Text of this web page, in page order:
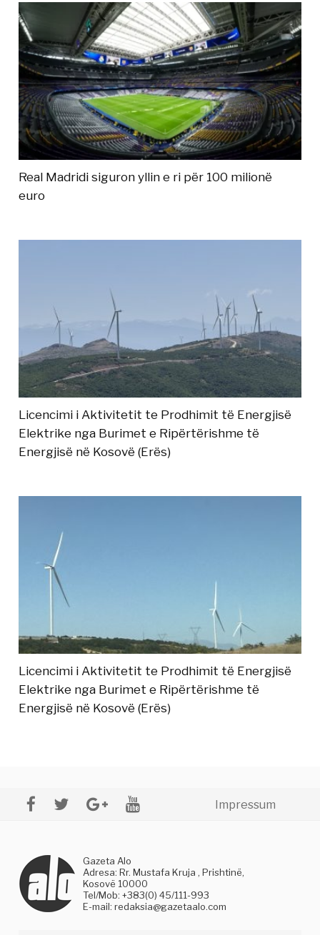
Real Madridi siguron yllin e ri për 100 milionë
euro
Licencimi i Aktivitetit te Prodhimit të Energjisë
Elektrike nga Burimet e Ripërtërishme të
Energjisë në Kosovë (Erës)
Licencimi i Aktivitetit te Prodhimit të Energjisë
Elektrike nga Burimet e Ripërtërishme të
Energjisë në Kosovë (Erës)
Impressum
Gazeta Alo
Adresa: Rr. Mustafa Kruja , Prishtinë,
Kosovë 10000
Tel/Mob: +383(0) 45/111-993
E-mail:redaksia@gazetaalo.com